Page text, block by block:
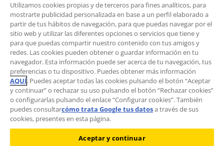
BOLETÍN
¿Quieres recibir las novedades del Área de
Movilidad?
Suscríbete al boletín.
Utilizamos cookies propias y de terceros para fines analíticos, para
mostrarte publicidad personalizada en base a un perfil elaborado a
partir de tus hábitos de navegación, para que puedas navegar por el
sitio web y utilizar las diferentes opciones o servicios que tiene y
para que puedas compartir nuestro contenido con tus amigos y
redes. Las cookies pueden obtener o guardar información en tu
navegador. Esta información puede ser acerca de tu navegación, tus
preferencias o tu dispositivo. Puedes obtener más información
AQUÍ. Puedes aceptar todas las cookies pulsando el botón “Aceptar
y continuar” o rechazar su uso pulsando el botón “Rechazar cookies”
o configurarlas pulsando el enlace “Configurar cookies”. También
puedes consultarcómo trata Google tus datosa través de sus
cookies, presentes en esta página.
Aceptar y continuar